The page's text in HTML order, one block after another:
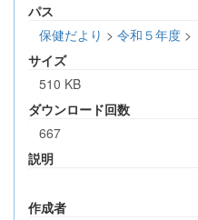
パス
保健だより > 令和５年度 >
サイズ
510 KB
ダウンロード回数
667
説明
作成者